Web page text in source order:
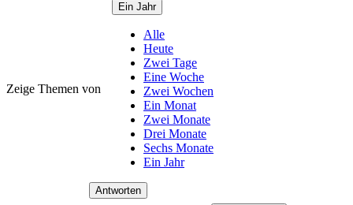
Zeige Themen von
Ein Jahr
Alle
Heute
Zwei Tage
Eine Woche
Zwei Wochen
Ein Monat
Zwei Monate
Drei Monate
Sechs Monate
Ein Jahr
Antworten